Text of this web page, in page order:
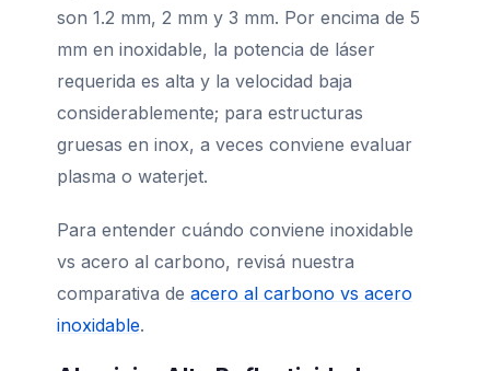
son 1.2 mm, 2 mm y 3 mm. Por encima de 5
mm en inoxidable, la potencia de láser
requerida es alta y la velocidad baja
considerablemente; para estructuras
gruesas en inox, a veces conviene evaluar
plasma o waterjet.
Para entender cuándo conviene inoxidable
vs acero al carbono, revisá nuestra
comparativa de acero al carbono vs acero
inoxidable.